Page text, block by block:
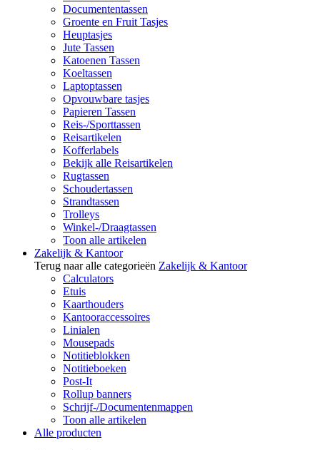
Documententassen
Groente en Fruit Tasjes
Heuptasjes
Jute Tassen
Katoenen Tassen
Koeltassen
Laptoptassen
Opvouwbare tasjes
Papieren Tassen
Reis-/Sporttassen
Reisartikelen
Kofferlabels
Bekijk alle Reisartikelen
Rugtassen
Schoudertassen
Strandtassen
Trolleys
Winkel-/Draagtassen
Toon alle artikelen
Zakelijk & Kantoor
Terug naar alle categorieën Zakelijk & Kantoor
Calculators
Etuis
Kaarthouders
Kantooraccessoires
Linialen
Mousepads
Notitieblokken
Notitieboeken
Post-It
Rollup banners
Schrijf-/Documentenmappen
Toon alle artikelen
Alle producten